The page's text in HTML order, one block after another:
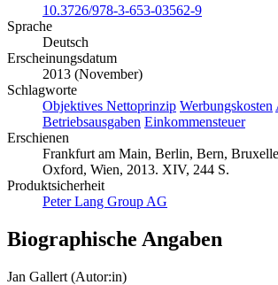
10.3726/978-3-653-03562-9
Sprache
Deutsch
Erscheinungsdatum
2013 (November)
Schlagworte
Objektives Nettoprinzip Werbungskosten
Betriebsausgaben Einkommensteuer
Erschienen
Frankfurt am Main, Berlin, Bern,
Oxford, Wien, 2013. XIV, 244 S.
Produktsicherheit
Peter Lang Group AG
Biographische Angaben
Jan Gallert (Autor:in)